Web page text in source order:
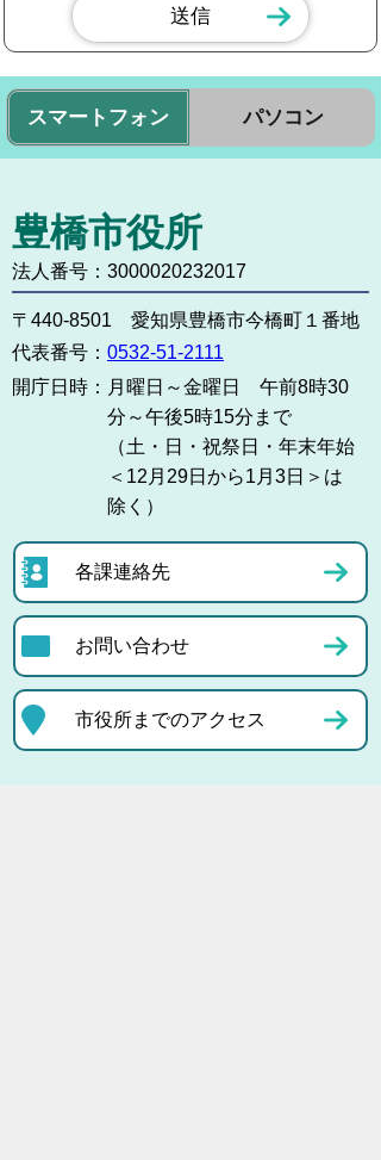
スマートフォン パソコン
豊橋市役所
法人番号：3000020232017
〒440-8501 愛知県豊橋市今橋町１番地
代表番号： 0532-51-2111
開庁日時： 月曜日～金曜日 午前8時30
分～午後5時15分まで
（土・日・祝祭日・年末年始
＜12月29日から1月3日＞は
除く）
各課連絡先
お問い合わせ
市役所までのアクセス